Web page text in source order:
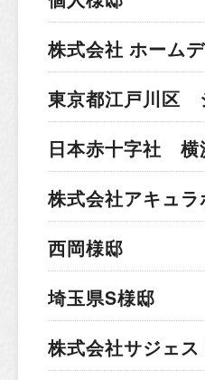
株式会社 ホーム
東京都江戸川区
日本赤十字社 横
株式会社アキュラ
西岡様邸
埼玉県S様邸
株式会社サジェ